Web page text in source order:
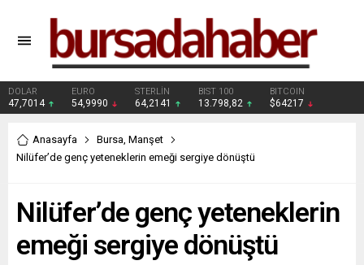
DOLAR
47,7014
EURO
54,9990
STERLİN
64,2141
BIST 100
13.798,82
BITCOIN
$64217
Anasayfa Bursa, Manşet
Nilüfer’de genç yeteneklerin emeği sergiye dönüştü
Nilüfer’de genç yeteneklerin
emeği sergiye dönüştü